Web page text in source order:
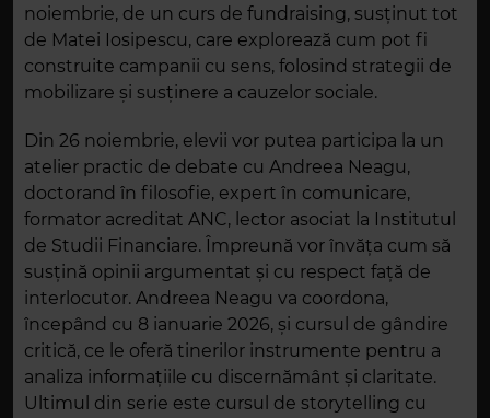
noiembrie, de un curs de fundraising, susținut tot
de Matei Iosipescu, care explorează cum pot fi
construite campanii cu sens, folosind strategii de
mobilizare și susținere a cauzelor sociale.
Din 26 noiembrie, elevii vor putea participa la un
atelier practic de debate cu Andreea Neagu,
doctorand în filosofie, expert în comunicare,
formator acreditat ANC, lector asociat la Institutul
de Studii Financiare. Împreună vor învăța cum să
susțină opinii argumentat și cu respect față de
interlocutor. Andreea Neagu va coordona,
începând cu 8 ianuarie 2026, și cursul de gândire
critică, ce le oferă tinerilor instrumente pentru a
analiza informațiile cu discernământ și claritate.
Ultimul din serie este cursul de storytelling cu